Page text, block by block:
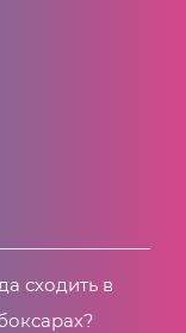
сходить в